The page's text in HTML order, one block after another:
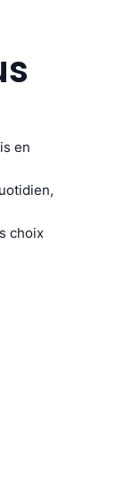
en
choix